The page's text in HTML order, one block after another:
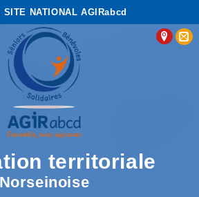
SITE NATIONAL AGIRabcd
territoriale
Norseinoise